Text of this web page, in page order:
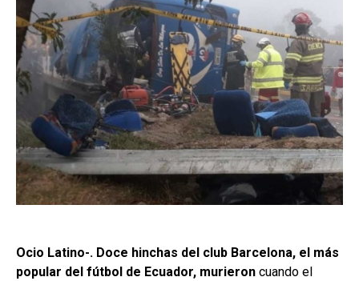
Ocio Latino-. Doce hinchas del club Barcelona, el más
popular del fútbol de Ecuador, murieron cuando el